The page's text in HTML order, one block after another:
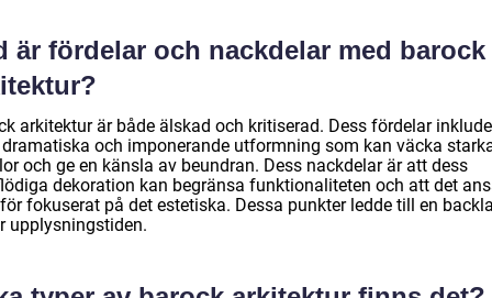
är fördelar och nackdelar med barock
arkitektur är både älskad och kritiserad. Dess fördelar
och imponerande utformning som kan väcka
och ge en känsla av beundran. Dess nackdelar är att dess
dekoration kan begränsa funktionaliteten och att det
fokuserat på det estetiska. Dessa punkter ledde till en
upplysningstiden.